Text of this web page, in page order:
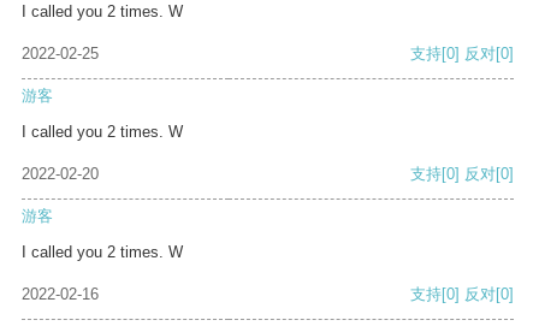
I called you 2 times. W
2022-02-25 支持[0] 反对[0]
游客
I called you 2 times. W
2022-02-20 支持[0] 反对[0]
游客
I called you 2 times. W
2022-02-16 支持[0] 反对[0]